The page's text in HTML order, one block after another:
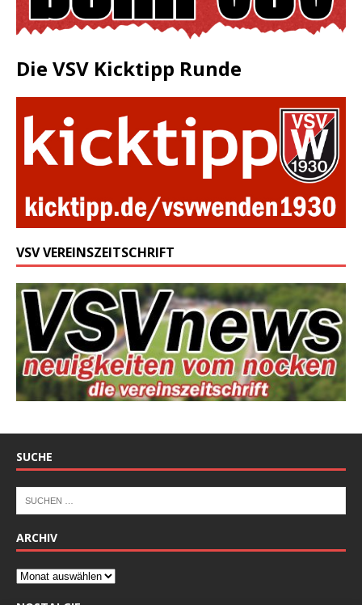
Die VSV Kicktipp Runde
VSV VEREINSZEITSCHRIFT
SUCHE
ARCHIV